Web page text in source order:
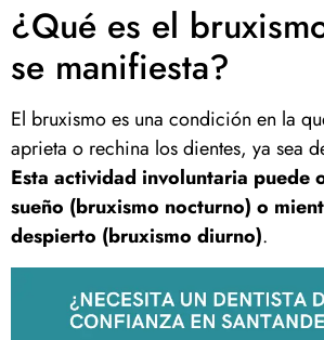
¿Qué es el
se manifiesta?
El bruxismo es una condición en la
aprieta o rechina los dientes, ya sea
Esta actividad involuntaria puede
sueño (bruxismo nocturno) o
despierto (bruxismo diurno).